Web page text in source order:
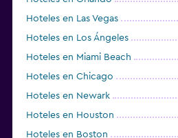
Hoteles en Las Vegas
Hoteles en Los Ángeles
Hoteles en Miami Beach
Hoteles en Chicago
Hoteles en Newark
Hoteles en Houston
Hoteles en Boston